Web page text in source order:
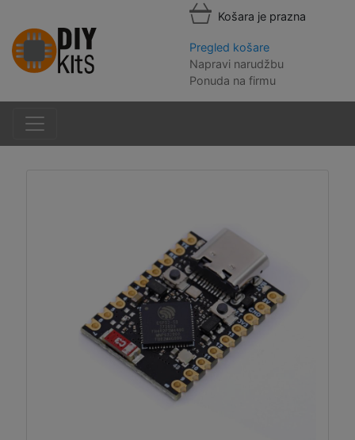
Košara je prazna
Pregled košare
Napravi narudžbu
Ponuda na firmu